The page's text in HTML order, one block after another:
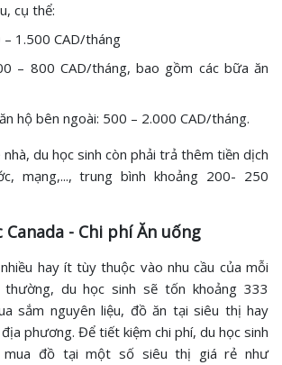
cụ thể:
1.500 CAD/tháng
– 800 CAD/tháng, bao gồm các bữa ăn
hộ bên ngoài: 500 – 2.000 CAD/tháng.
du học sinh còn phải trả thêm tiền dịch
mạng,..., trung bình khoảng 200- 250
Canada - Chi phí Ăn uống
hay ít tùy thuộc vào nhu cầu của mỗi
thường, du học sinh sẽ tốn khoảng 333
sắm nguyên liệu, đồ ăn tại siêu thị hay
phương. Để tiết kiệm chi phí, du học sinh
mua đồ tại một số siêu thị giá rẻ như